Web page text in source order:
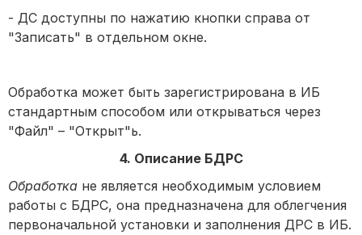
- ДС доступны по нажатию кнопки справа от
"Записать" в отдельном окне.
Обработка может быть зарегистрирована в ИБ
стандартным способом или открываться через
"Файл" – "Открыт"ь.
4. Описание БДРС
Обработка не является необходимым условием
работы с БДРС, она предназначена для облегчения
первоначальной установки и заполнения ДРС в ИБ.